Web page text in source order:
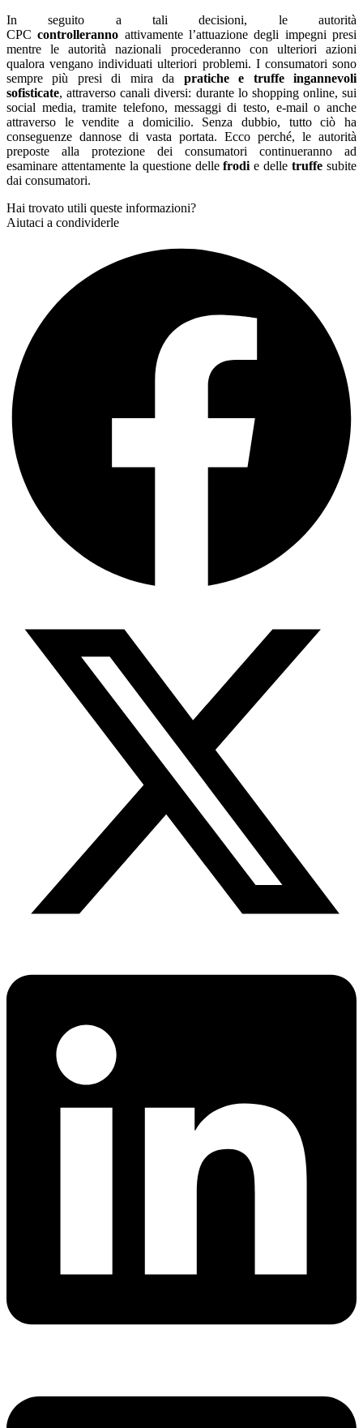
In seguito a tali decisioni, le autorità
CPCcontrolleranno attivamente l’attuazione degli impegni presi
mentre le autorità nazionali procederanno con ulteriori azioni
qualora vengano individuati ulteriori problemi. I consumatori sono
sempre più presi di mira da pratiche e truffe ingannevoli
sofisticate, attraverso canali diversi: durante lo shopping online, sui
social media, tramite telefono, messaggi di testo, e-mail o anche
attraverso le vendite a domicilio. Senza dubbio, tutto ciò ha
conseguenze dannose di vasta portata. Ecco perché, le autorità
preposte alla protezione dei consumatori continueranno ad
esaminare attentamente la questione dellefrodi e delletruffe subite
dai consumatori.
Hai trovato utili queste informazioni?
Aiutaci a condividerle